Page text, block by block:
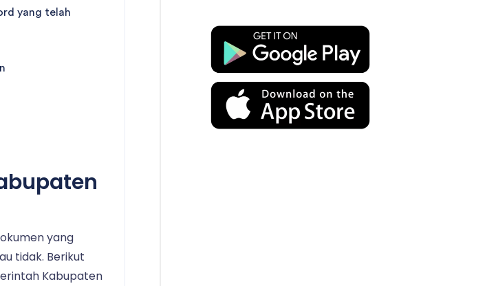
yang telah
yang
tidak. Berikut
Kabupaten